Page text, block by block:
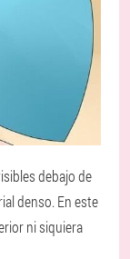
debajo de
denso. En este
ni siquiera